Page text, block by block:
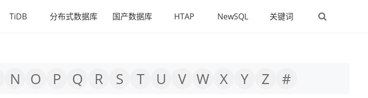
TiDB 分布式数据库 国产数据库 HTAP NewSQL 关键词
N O P Q R S T U V W X Y Z #